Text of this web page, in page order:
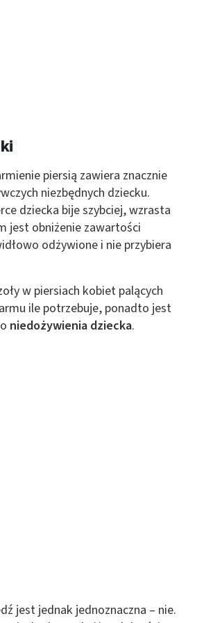
piersią zawiera znacznie
niezbędnych dziecku.
dziecka bije szybciej, wzrasta
jest obniżenie zawartości
odżywione i nie przybiera
w piersiach kobiet palących
ile potrzebuje, ponadto jest
niedożywienia dziecka.
jest jednak jednoznaczna – nie.